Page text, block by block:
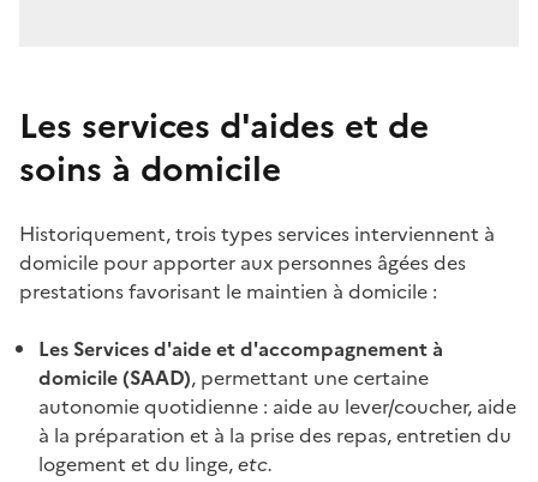
Les services d'aides et de
soins à domicile
Historiquement, trois types services interviennent à
domicile pour apporter aux personnes âgées des
prestations favorisant le maintien à domicile :
Les Services d'aide et d'accompagnement à
domicile (SAAD), permettant une certaine
autonomie quotidienne : aide au lever/coucher, aide
à la préparation et à la prise des repas, entretien du
logement et du linge,etc.